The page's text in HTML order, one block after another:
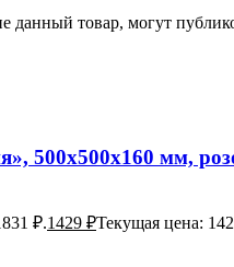
данный товар, могут
500х500х160 мм,
₽.1429 ₽Текущая цена: